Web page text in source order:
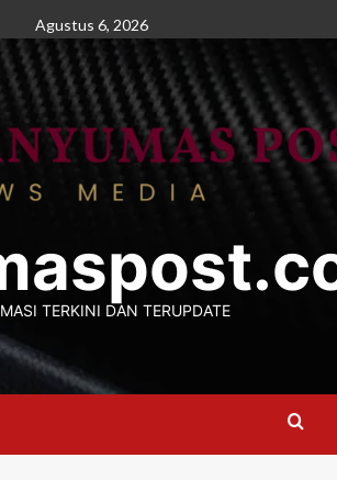
Agustus 6, 2026
TERKINI DAN TERUPDATE